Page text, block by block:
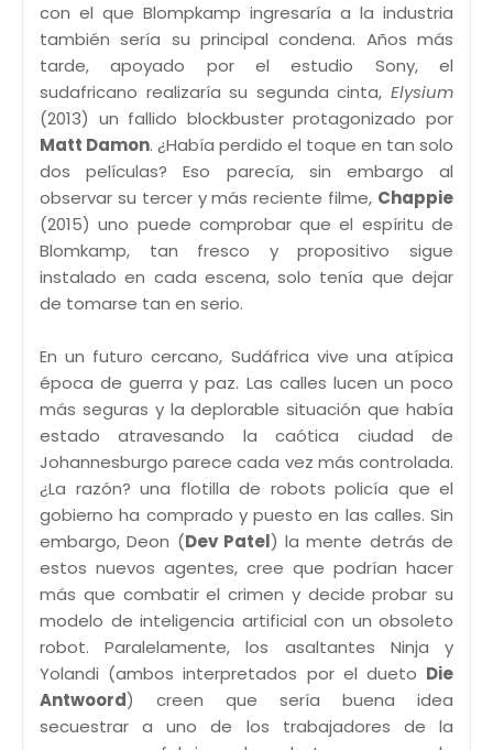
con el que Blompkamp ingresaría a la industria
también sería su principal condena. Años más
tarde, apoyado por el estudio Sony, el
sudafricano realizaría su segunda cinta, Elysium
(2013) un fallido blockbuster protagonizado por
Matt Damon. ¿Había perdido el toque en tan solo
dos películas? Eso parecía, sin embargo al
observar su tercer y más reciente filme, Chappie
(2015) uno puede comprobar que el espíritu de
Blomkamp, tan fresco y propositivo sigue
instalado en cada escena, solo tenía que dejar
de tomarse tan en serio.
En un futuro cercano, Sudáfrica vive una atípica
época de guerra y paz. Las calles lucen un poco
más seguras y la deplorable situación que había
estado atravesando la caótica ciudad de
Johannesburgo parece cada vez más controlada.
¿La razón? una flotilla de robots policía que el
gobierno ha comprado y puesto en las calles. Sin
embargo, Deon (Dev Patel) la mente detrás de
estos nuevos agentes, cree que podrían hacer
más que combatir el crimen y decide probar su
modelo de inteligencia artificial con un obsoleto
robot. Paralelamente, los asaltantes Ninja y
Yolandi (ambos interpretados por el dueto Die
Antwoord) creen que sería buena idea
secuestrar a uno de los trabajadores de la